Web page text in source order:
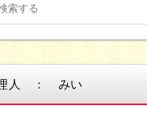
人 ： みい